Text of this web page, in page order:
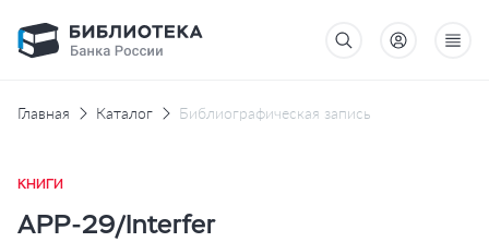
Главная Каталог Библиографическая запись
КНИГИ
APP-29/Interfer